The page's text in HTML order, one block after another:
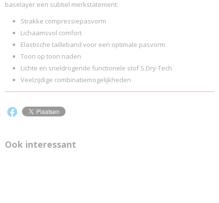
baselayer een subtiel merkstatement.
Strakke compressiepasvorm
Lichaamsvol comfort
Elastische tailleband voor een optimale pasvorm
Toon op toon naden
Lichte en sneldrogende functionele stof S.Dry-Tech
Veelzijdige combinatiemogelijkheden
Ook interessant